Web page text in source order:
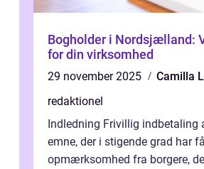
Bogholder i Nordsjælland:
for din virksomhed
29 november 2025
Camilla
redaktionel
Indledning Frivillig indbetaling
emne, der i stigende grad har
opmærksomhed fra borgere,